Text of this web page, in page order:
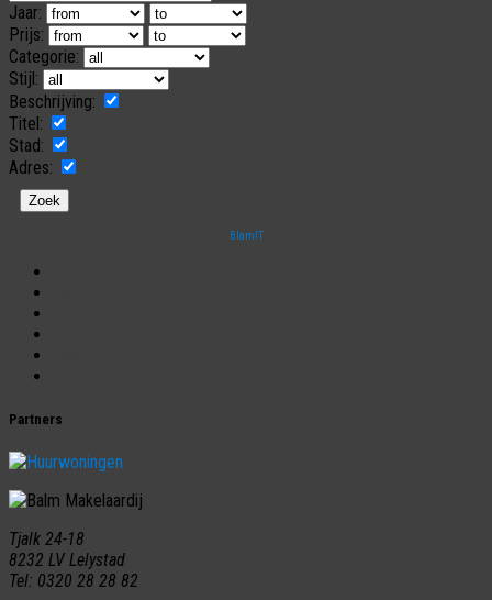
Jaar:
Prijs:
Categorie:
Stijl:
Beschrijving:
Titel:
Stad:
Adres:
BlamIT
Partners
Tjalk 24-18
8232 LV Lelystad
Tel: 0320 28 28 82